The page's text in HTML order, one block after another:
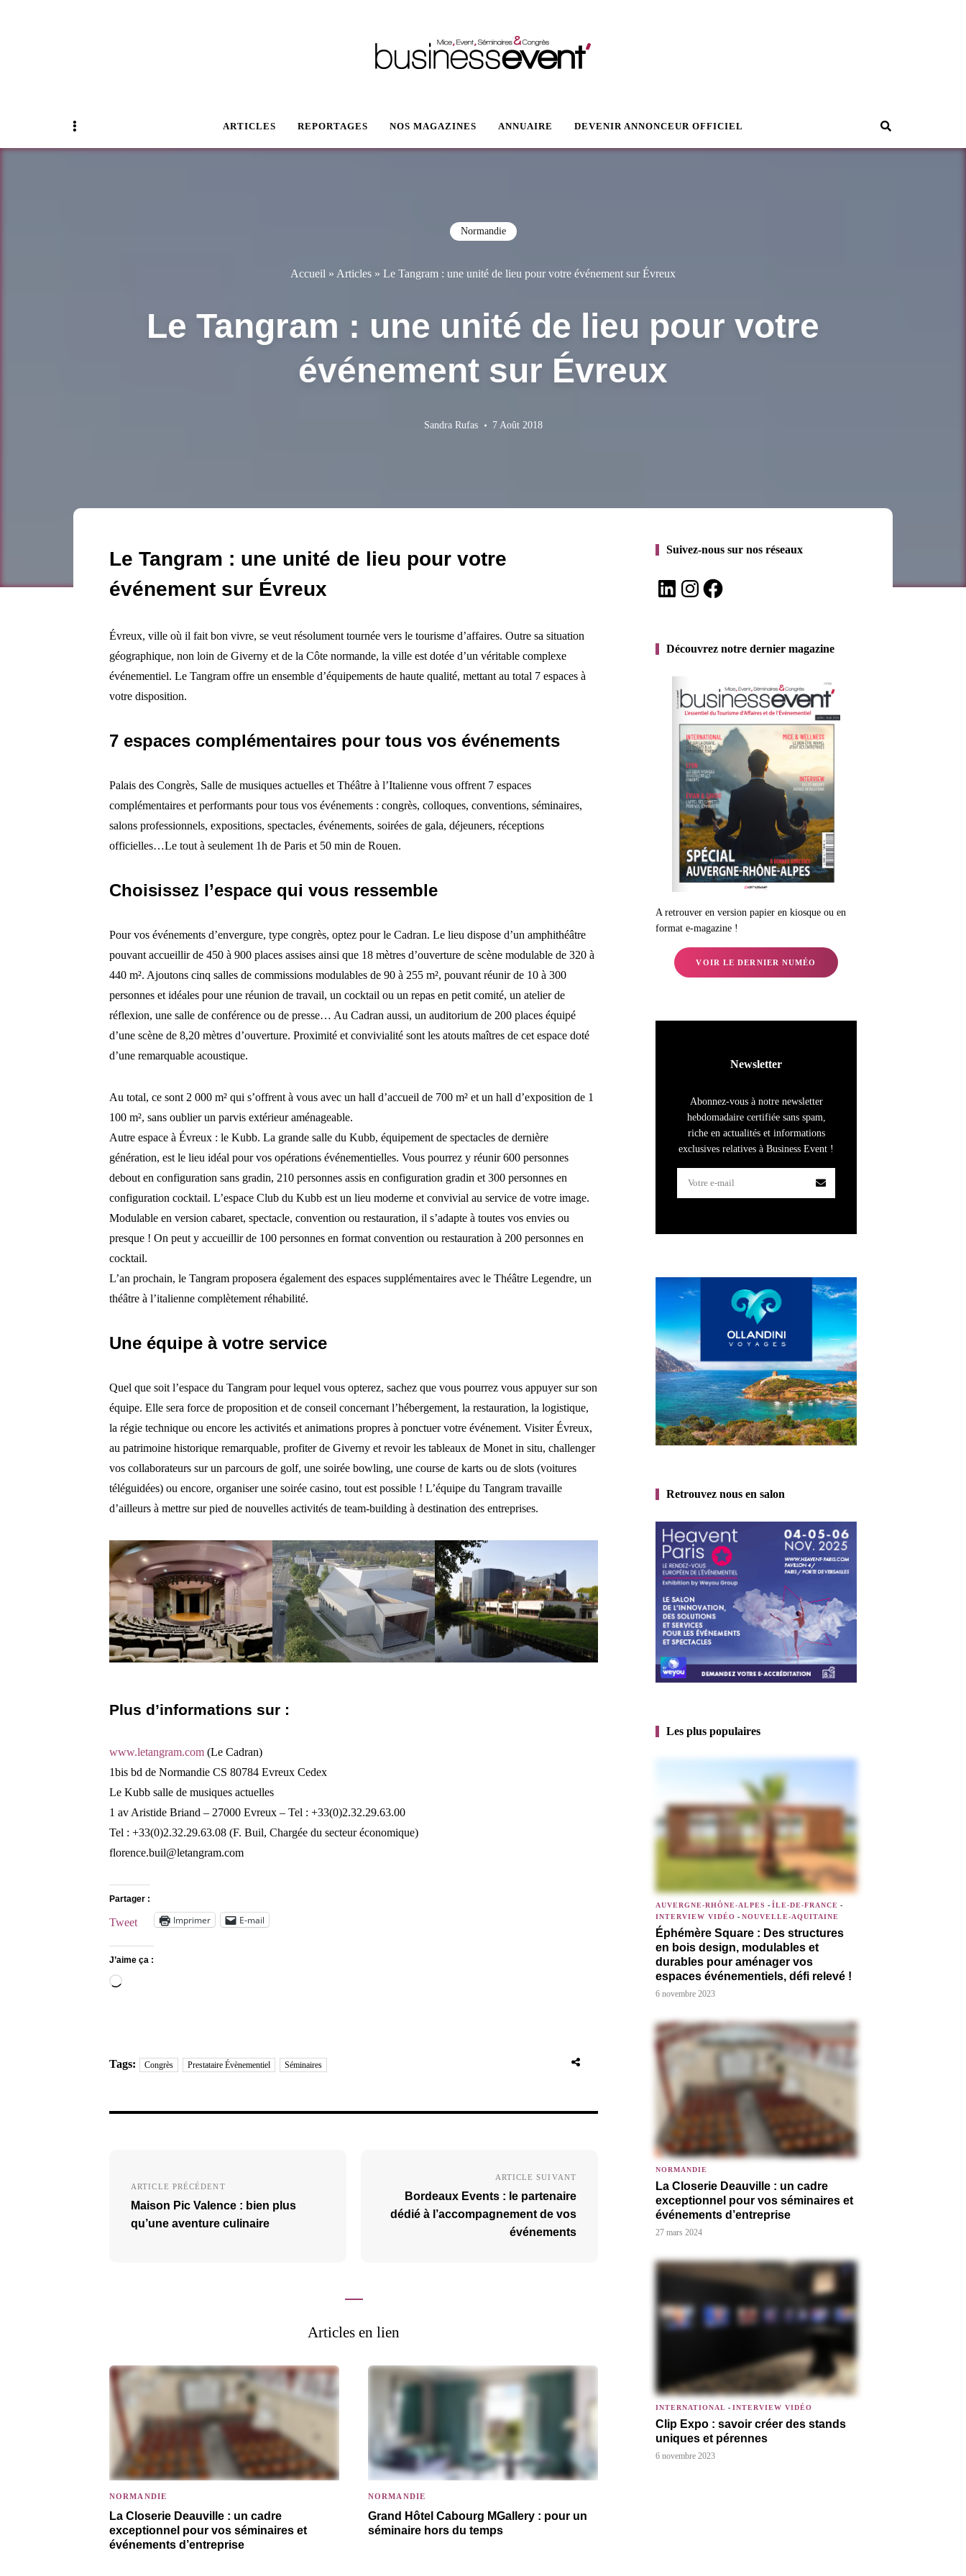
ARTICLES REPORTAGES NOS MAGAZINES ANNUAIRE DEVENIR ANNONCEUR OFFICIEL
Sidebar Recherche
Normandie
Accueil » Articles » Le Tangram : une unité de lieu pour votre événement sur Évreux
Le Tangram : une unité de lieu pour votre
événement sur Évreux
Sandra Rufas 7 Août 2018
Le Tangram : une unité de lieu pour votre
événement sur Évreux
Évreux, ville où il fait bon vivre, se veut résolument tournée vers le tourisme d’affaires. Outre sa situation
géographique, non loin de Giverny et de la Côte normande, la ville est dotée d’un véritable complexe
événementiel. Le Tangram offre un ensemble d’équipements de haute qualité, mettant au total 7 espaces à
votre disposition.
7 espaces complémentaires pour tous vos événements
Palais des Congrès, Salle de musiques actuelles et Théâtre à l’Italienne vous offrent 7 espaces
complémentaires et performants pour tous vos événements : congrès, colloques, conventions, séminaires,
salons professionnels, expositions, spectacles, événements, soirées de gala, déjeuners, réceptions
officielles…Le tout à seulement 1h de Paris et 50 min de Rouen.
Choisissez l’espace qui vous ressemble
Pour vos événements d’envergure, type congrès, optez pour le Cadran. Le lieu dispose d’un amphithéâtre
pouvant accueillir de 450 à 900 places assises ainsi que 18 mètres d’ouverture de scène modulable de 320 à
440 m². Ajoutons cinq salles de commissions modulables de 90 à 255 m², pouvant réunir de 10 à 300
personnes et idéales pour une réunion de travail, un cocktail ou un repas en petit comité, un atelier de
réflexion, une salle de conférence ou de presse… Au Cadran aussi, un auditorium de 200 places équipé
d’une scène de 8,20 mètres d’ouverture. Proximité et convivialité sont les atouts maîtres de cet espace doté
d’une remarquable acoustique.
Au total, ce sont 2 000 m² qui s’offrent à vous avec un hall d’accueil de 700 m² et un hall d’exposition de 1
100 m², sans oublier un parvis extérieur aménageable.
Autre espace à Évreux : le Kubb. La grande salle du Kubb, équipement de spectacles de dernière
génération, est le lieu idéal pour vos opérations événementielles. Vous pourrez y réunir 600 personnes
debout en configuration sans gradin, 210 personnes assis en configuration gradin et 300 personnes en
configuration cocktail. L’espace Club du Kubb est un lieu moderne et convivial au service de votre image.
Modulable en version cabaret, spectacle, convention ou restauration, il s’adapte à toutes vos envies ou
presque ! On peut y accueillir de 100 personnes en format convention ou restauration à 200 personnes en
cocktail.
L’an prochain, le Tangram proposera également des espaces supplémentaires avec le Théâtre Legendre, un
théâtre à l’italienne complètement réhabilité.
Une équipe à votre service
Quel que soit l’espace du Tangram pour lequel vous opterez, sachez que vous pourrez vous appuyer sur son
équipe. Elle sera force de proposition et de conseil concernant l’hébergement, la restauration, la logistique,
la régie technique ou encore les activités et animations propres à ponctuer votre événement. Visiter Évreux,
au patrimoine historique remarquable, profiter de Giverny et revoir les tableaux de Monet in situ, challenger
vos collaborateurs sur un parcours de golf, une soirée bowling, une course de karts ou de slots (voitures
téléguidées) ou encore, organiser une soirée casino, tout est possible ! L’équipe du Tangram travaille
d’ailleurs à mettre sur pied de nouvelles activités de team-building à destination des entreprises.
Plus d’informations sur :
www.letangram.com (Le Cadran)
1bis bd de Normandie CS 80784 Evreux Cedex
Le Kubb salle de musiques actuelles
1 av Aristide Briand – 27000 Evreux – Tel : +33(0)2.32.29.63.00
Tel : +33(0)2.32.29.63.08 (F. Buil, Chargée du secteur économique)
florence.buil@letangram.com
Partager :
Tweet Imprimer E-mail
J’aime ça :
Chargement…
Tags: Congrès Prestataire Évènementiel Séminaires
l’article
ARTICLE PRÉCÉDENT
Maison Pic Valence : bien plus
qu’une aventure culinaire
ARTICLE SUIVANT
Bordeaux Events : le partenaire
dédié à l’accompagnement de vos
événements
Articles en lien
NORMANDIE
La Closerie Deauville : un cadre
exceptionnel pour vos séminaires et
événements d’entreprise
NORMANDIE
Grand Hôtel Cabourg MGallery : pour un
séminaire hors du temps
Suivez-nous sur nos réseaux
LinkedInInstagramFacebook
Découvrez notre dernier magazine
A retrouver en version papier en kiosque ou en
format e-magazine !
VOIR LE DERNIER NUMÉO
Newsletter
Abonnez-vous à notre newsletter
hebdomadaire certifiée sans spam,
riche en actualités et informations
exclusives relatives à Business Event !
Retrouvez nous en salon
Les plus populaires
AUVERGNE-RHÔNE-ALPES - ÎLE-DE-FRANCE -
INTERVIEW VIDÉO - NOUVELLE-AQUITAINE
Éphémère Square : Des structures
en bois design, modulables et
durables pour aménager vos
espaces événementiels, défi relevé !
6 novembre 2023
NORMANDIE
La Closerie Deauville : un cadre
exceptionnel pour vos séminaires et
événements d’entreprise
27 mars 2024
INTERNATIONAL - INTERVIEW VIDÉO
Clip Expo : savoir créer des stands
uniques et pérennes
6 novembre 2023